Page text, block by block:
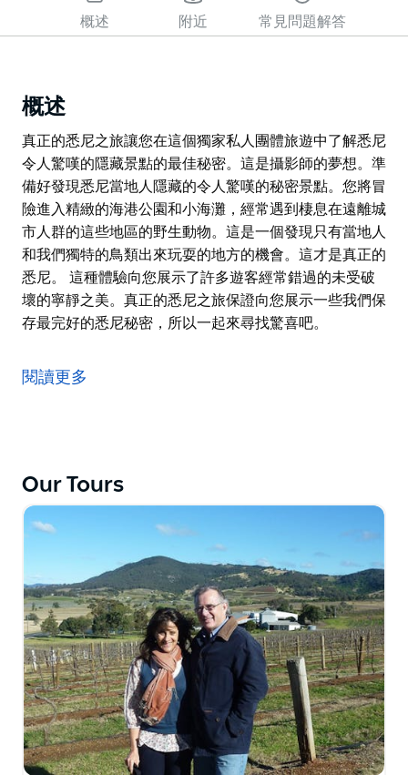
概述 附近 常見問題解答
概述
真正的悉尼之旅讓您在這個獨家私人團體旅遊中了解悉尼
令人驚嘆的隱藏景點的最佳秘密。這是攝影師的夢想。準
備好發現悉尼當地人隱藏的令人驚嘆的秘密景點。您將冒
險進入精緻的海港公園和小海灘，經常遇到棲息在遠離城
市人群的這些地區的野生動物。這是一個發現只有當地人
和我們獨特的鳥類出來玩耍的地方的機會。這才是真正的
悉尼。 這種體驗向您展示了許多遊客經常錯過的未受破
壞的寧靜之美。真正的悉尼之旅保證向您展示一些我們保
存最完好的悉尼秘密，所以一起來尋找驚喜吧。
令人驚嘆的隱藏景點的最佳秘密。這是攝影師的夢想。準
備好發現悉尼當地人隱藏的令人驚嘆的秘密景點。您將冒
悉尼。
這種體驗向您展示了許多遊客經常錯過的未受破壞的寧靜
之美。真正的悉尼之旅保證向您展示一些我們保存最完好
的悉尼秘密，所以一起來尋找驚喜吧。
閱讀更多
Our Tours